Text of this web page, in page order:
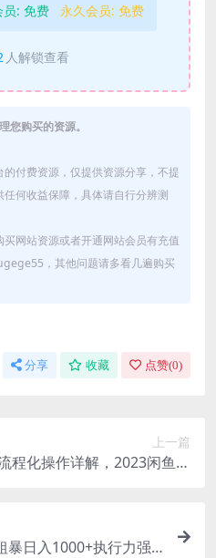
员: 免费 永久会员: 免费
人解锁查看
您购买的资源。
付费资源，仅提供资源分享，不提
何收益保障，具体请自行分辨测
网站资源或者开通网站会员有充值
，其他问题请多看几遍购买
分享 收藏 点赞(0)
上一篇
程化操作详解，2023闲鱼无
暴日入1000+执行力强